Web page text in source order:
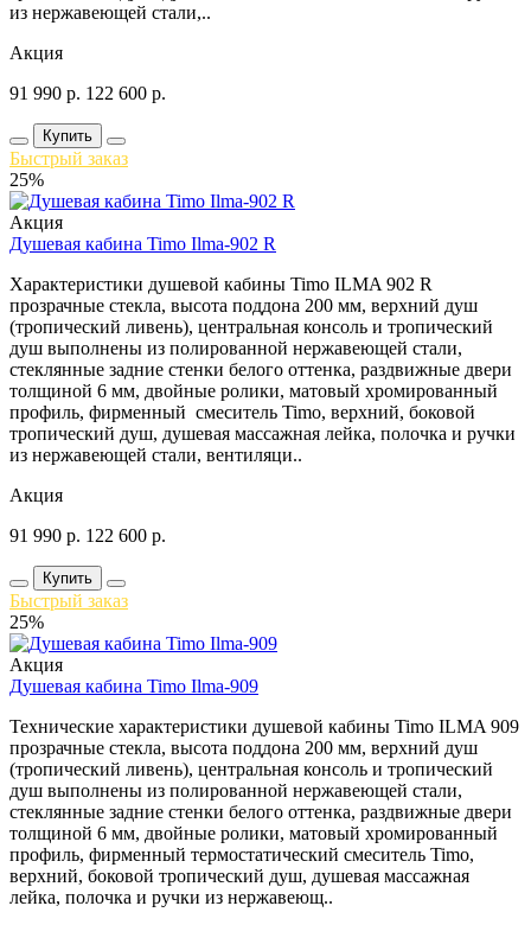
из нержавеющей стали,..
Акция
91 990 р. 122 600 р.
Купить
Быстрый заказ
25%
Акция
Душевая кабина Timo Ilma-902 R
Характеристики душевой кабины Timo ILMA 902 R
прозрачные стекла, высота поддона 200 мм, верхний душ
(тропический ливень), центральная консоль и тропический
душ выполнены из полированной нержавеющей стали,
стеклянные задние стенки белого оттенка, раздвижные двери
толщиной 6 мм, двойные ролики, матовый хромированный
профиль, фирменный смеситель Timo, верхний, боковой
тропический душ, душевая массажная лейка, полочка и ручки
из нержавеющей стали, вентиляци..
Акция
91 990 р. 122 600 р.
Купить
Быстрый заказ
25%
Акция
Душевая кабина Timo Ilma-909
Технические характеристики душевой кабины Timo ILMA 909
прозрачные стекла, высота поддона 200 мм, верхний душ
(тропический ливень), центральная консоль и тропический
душ выполнены из полированной нержавеющей стали,
стеклянные задние стенки белого оттенка, раздвижные двери
толщиной 6 мм, двойные ролики, матовый хромированный
профиль, фирменный термостатический смеситель Timo,
верхний, боковой тропический душ, душевая массажная
лейка, полочка и ручки из нержавеющ..